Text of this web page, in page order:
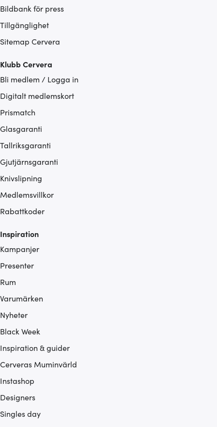
Bildbank för press
Tillgänglighet
Sitemap Cervera
Klubb Cervera
Bli medlem / Logga in
Digitalt medlemskort
Prismatch
Glasgaranti
Tallriksgaranti
Gjutjärnsgaranti
Knivslipning
Medlemsvillkor
Rabattkoder
Inspiration
Kampanjer
Presenter
Rum
Varumärken
Nyheter
Black Week
Inspiration & guider
Cerveras Muminvärld
Instashop
Designers
Singles day